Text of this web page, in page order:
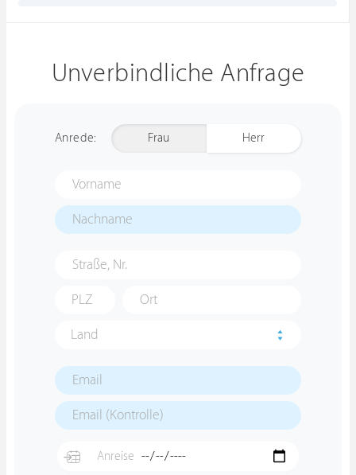
Unverbindliche Anfrage
Anrede: Frau Herr
Land